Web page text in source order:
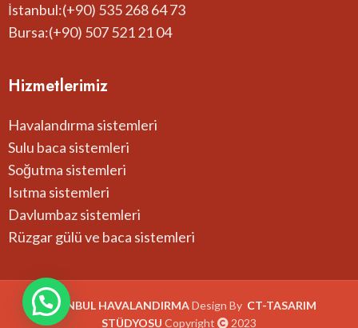
İstanbul:(+90) 535 268 64 73
Bursa:(+90) 507 521 21 04
Hizmetlerimiz
Havalandırma sistemleri
Sulu baca sistemleri
Soğutma sistemleri
Isıtma sistemleri
Davlumbaz sistemleri
Rüzgar gülü ve baca sistemleri
İSTANBUL HAVALANDIRMADesign By CT-TASARIM
STÜDYOSU Copyright 2023